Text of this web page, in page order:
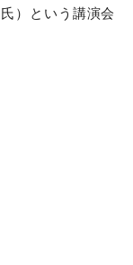
）という講演会